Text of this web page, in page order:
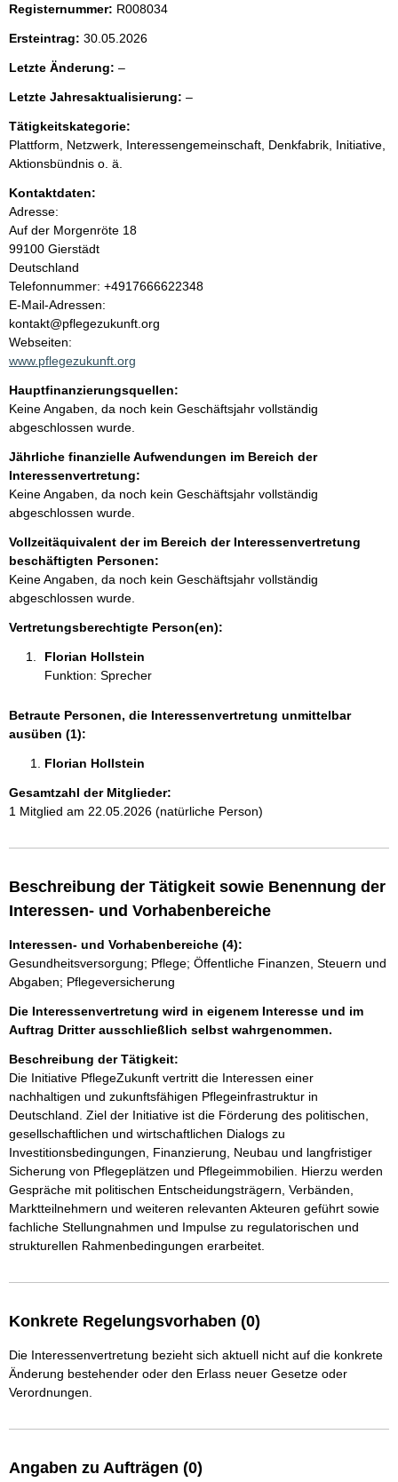
i
t
e
n
i
n
h
a
l
t
Registernummer: R008034
Ersteintrag: 30.05.2026
Letzte Änderung: –l
e
r
Letzte Jahresaktualisierung: –l
r
Tätigkeitskategorie:
Plattform, Netzwerk, Interessengemeinschaft, Denkfabrik, Initiative,
Aktionsbündnis o. ä.
Kontaktdaten:
Adresse:
Auf der Morgenröte 18
99100 Gierstädt
Deutschland
K
o
n
t
a
t
i
n
f
o
r
m
t
i
o
n
e
Telefonnummer: +4917666622348
E-Mail-Adressen:
kontakt@pflegezukunft.org
Webseiten:
www.pflegezukunft.org
Hauptfinanzierungsquellen:
Keine Angaben, da noch kein Geschäftsjahr vollständig
abgeschlossen wurde.
Jährliche finanzielle Aufwendungen im Bereich der
Interessenvertretung:
Keine Angaben, da noch kein Geschäftsjahr vollständig
abgeschlossen wurde.
Vollzeitäquivalent der im Bereich der Interessenvertretung
beschäftigten Personen:
Keine Angaben, da noch kein Geschäftsjahr vollständig
abgeschlossen wurde.
Vertretungsberechtigte Person(en):
Florian Hollstein
Funktion: Sprecher
Betraute Personen, die Interessenvertretung unmittelbar
ausüben (1):
Florian Hollstein
Gesamtzahl der Mitglieder:
1 Mitglied am 22.05.2026 (natürliche Person)
Beschreibung der Tätigkeit sowie Benennung der
Interessen- und Vorhabenbereiche
Interessen- und Vorhabenbereiche (4):
Gesundheitsversorgung; Pflege; Öffentliche Finanzen, Steuern und
Abgaben; Pflegeversicherung
Die Interessenvertretung wird in eigenem Interesse und im
Auftrag Dritter ausschließlich selbst wahrgenommen.
Beschreibung der Tätigkeit:
Die Initiative PflegeZukunft vertritt die Interessen einer
nachhaltigen und zukunftsfähigen Pflegeinfrastruktur in
Deutschland. Ziel der Initiative ist die Förderung des politischen,
gesellschaftlichen und wirtschaftlichen Dialogs zu
Investitionsbedingungen, Finanzierung, Neubau und langfristiger
Sicherung von Pflegeplätzen und Pflegeimmobilien. Hierzu werden
Gespräche mit politischen Entscheidungsträgern, Verbänden,
Marktteilnehmern und weiteren relevanten Akteuren geführt sowie
fachliche Stellungnahmen und Impulse zu regulatorischen und
strukturellen Rahmenbedingungen erarbeitet.
Konkrete Regelungsvorhaben (0)
Die Interessenvertretung bezieht sich aktuell nicht auf die konkrete
Änderung bestehender oder den Erlass neuer Gesetze oder
Verordnungen.
Angaben zu Aufträgen (0)